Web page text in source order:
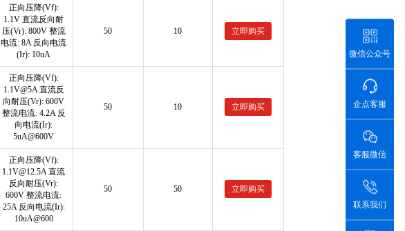
正向压降(Vf):
1.1V 直流反向耐
压(Vr): 800V 整流
电流: 8A 反向电流
(Ir): 10uA
50 10 立即购买
正向压降(Vf):
1.1V@5A 直流反
向耐压(Vr): 600V
整流电流: 4.2A 反
向电流(Ir):
5uA@600V
50 10 立即购买
正向压降(Vf):
1.1V@12.5A 直流
反向耐压(Vr):
600V 整流电流:
25A 反向电流(Ir):
10uA@600
50 50 立即购买
微信公众号
企点客服
客服微信
联系我们